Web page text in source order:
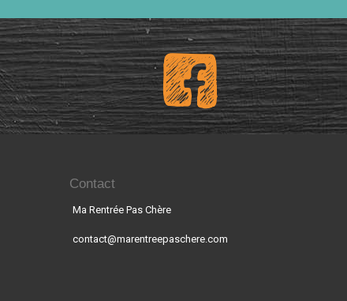
Contact
Ma Rentrée Pas Chère
contact@marentreepaschere.com